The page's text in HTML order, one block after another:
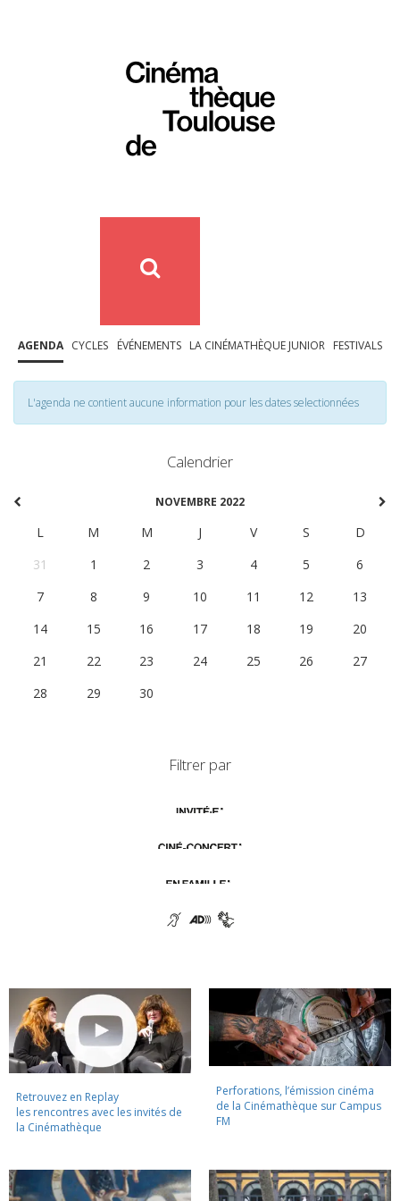
AGENDA CYCLES ÉVÉNEMENTS LA CINÉMATHÈQUE JUNIOR FESTIVALS
L'agenda ne contient aucune information pour les dates selectionnées
Calendrier
NOVEMBRE 2022
L M M J V S
D
31
1 2 3 4 5
6
7
8 9 10 11 12
13
14
15 16 17 18 19
20
21
22 23 24 25 26
27
28
29 30
Filtrer par
Retrouvez en Replay
les rencontres avec les invités de
la Cinémathèque
Perforations, l’émission cinéma
de la Cinémathèque sur Campus
FM